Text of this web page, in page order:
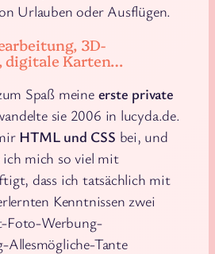
Urlauben oder Ausflügen.
3D-
digitale Karten…
Spaß meine erste private
sie 2006 in lucyda.de.
HTML und CSS bei, und
ich mich so viel mit
dass ich tatsächlich mit
Kenntnissen zwei
Foto-Werbung-
Allesmögliche-Tante